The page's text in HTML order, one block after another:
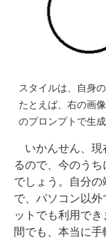
スタイルは、自身
たとえば、右の画
のプロンプトで生
いかんせん、現
るので、今のう
でしょう。自分
で、パソコン以
ットでも利用で
間でも、本当に手